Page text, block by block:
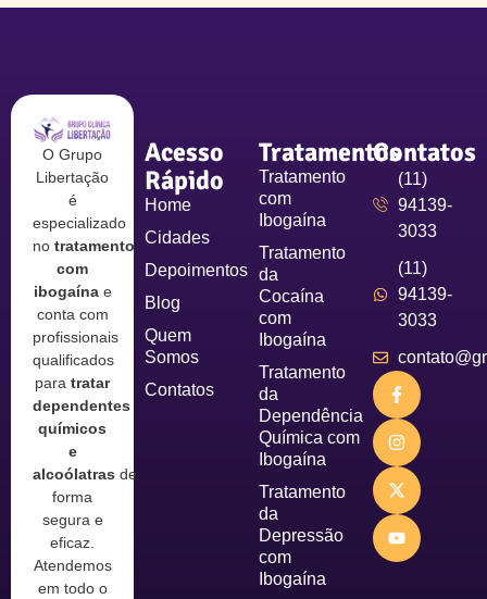
O Grupo
Libertação
é
especializado
no tratamento
com
ibogaínae
conta com
profissionais
qualificados
paratratar
dependentes
químicos
e
alcoólatras de
forma
segura e
eficaz.
Atendemos
em todo o
Acesso
Rápido
Home
Cidades
Depoimentos
Blog
Quem
Somos
Contatos
Tratamentos
Tratamento
com
Ibogaína
Tratamento
da
Cocaína
com
Ibogaína
Tratamento
da
Dependência
Química com
Ibogaína
Tratamento
da
Depressão
com
Ibogaína
Contatos
(11)
94139-
3033
(11)
94139-
3033